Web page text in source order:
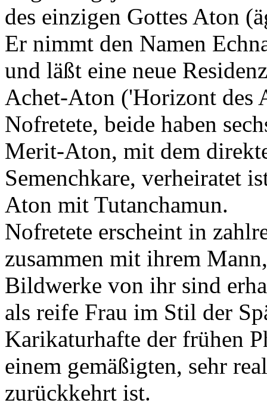
des einzigen Gottes Aton
Er nimmt den Namen
und läßt eine neue
Achet-Aton ('Horizont des
Nofretete, beide haben
Merit-Aton, mit dem
Semenchkare, verheiratet
Aton mit Tutanchamun.
Nofretete erscheint in
zusammen mit ihrem
Bildwerke von ihr sind
als reife Frau im Stil der
Karikaturhafte der frühen
einem gemäßigten, sehr
zurückkehrt ist.